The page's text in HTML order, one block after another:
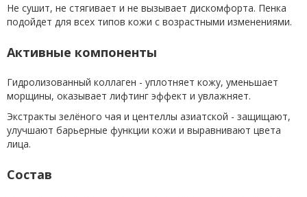
Не сушит, не стягивает и не вызывает дискомфорта. Пенка
подойдет для всех типов кожи с возрастными изменениями.
Активные компоненты
Гидролизованный коллаген - уплотняет кожу, уменьшает
морщины, оказывает лифтинг эффект и увлажняет.
Экстракты зелёного чая и центеллы азиатской - защищают,
улучшают барьерные функции кожи и выравнивают цвета
лица.
Состав